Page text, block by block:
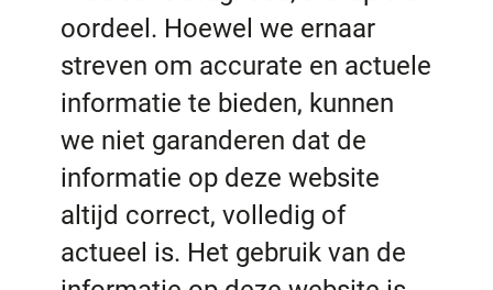
oordeel. Hoewel we ernaar
streven om accurate en actuele
informatie te bieden, kunnen
we niet garanderen dat de
informatie op deze website
altijd correct, volledig of
actueel is. Het gebruik van de